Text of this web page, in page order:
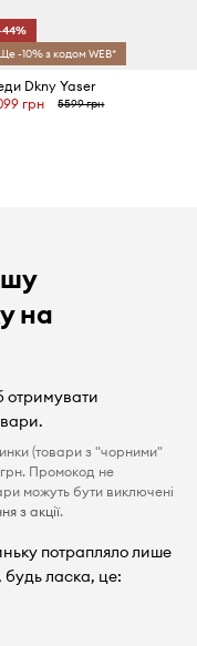
44%
Ще -10% з кодом WEB*
Dkny Yaser
грн
5599 грн
на
отримувати
(товари з "чорними"
Промокод не
можуть бути виключені
з акції.
потрапляло лише
будь ласка, це: